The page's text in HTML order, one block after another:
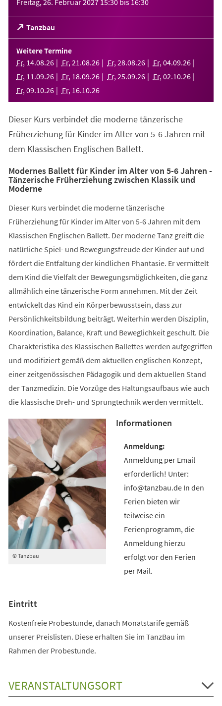
Tanzbau
(Öffnet
in
einem
neuen
Tab)
Weitere Termine
Fr, 14.08.26 Fr, 21 .08.26 Fr, 28.08.26 Fr, 04.09.26
Fr, 11 .09.26 Fr, 18.09.26 Fr, 25.09.26 Fr, 02.10.26
Fr, 09.10.26 Fr, 16.10.26
Dieser Kurs verbindet die moderne tänzerische
Früherziehung für Kinder im Alter von 5-6 Jahren mit
dem Klassischen Englischen Ballett.
Modernes Ballett für Kinder im Alter von 5-6 Jahren -
Tänzerische Früherziehung zwischen Klassik und
Moderne
Dieser Kurs verbindet die moderne tänzerische
Früherziehung für Kinder im Alter von 5-6 Jahren mit dem
Klassischen Englischen Ballett. Der moderne Tanz greift die
natürliche Spiel- und Bewegungsfreude der Kinder auf und
fördert die Entfaltung der kindlichen Phantasie. Er vermittelt
dem Kind die Vielfalt der Bewegungsmöglichkeiten, die ganz
allmählich eine tänzerische Form annehmen. Mit der Zeit
entwickelt das Kind ein Körperbewusstsein, dass zur
Persönlichkeitsbildung beiträgt. Weiterhin werden Disziplin,
Koordination, Balance, Kraft und Beweglichkeit geschult. Die
Charakteristika des Klassischen Ballettes werden aufgegriffen
und modifiziert gemäß dem aktuellen englischen Konzept,
einer zeitgenössischen Pädagogik und dem aktuellen Stand
der Tanzmedizin. Die Vorzüge des Haltungsaufbaus wie auch
die klassische Dreh- und Sprungtechnik werden vermittelt.
© Tanzbau
Informationen
Anmeldung per Email
erforderlich! Unter:
info@tanzbau.de In den
Ferien bieten wir
teilweise ein
Ferienprogramm, die
Anmeldung hierzu
erfolgt vor den Ferien
per Mail.
Eintritt
Kostenfreie Probestunde, danach Monatstarife gemäß
unserer Preislisten. Diese erhalten Sie im TanzBau im
Rahmen der Probestunde.
VERANSTALTUNGSORT